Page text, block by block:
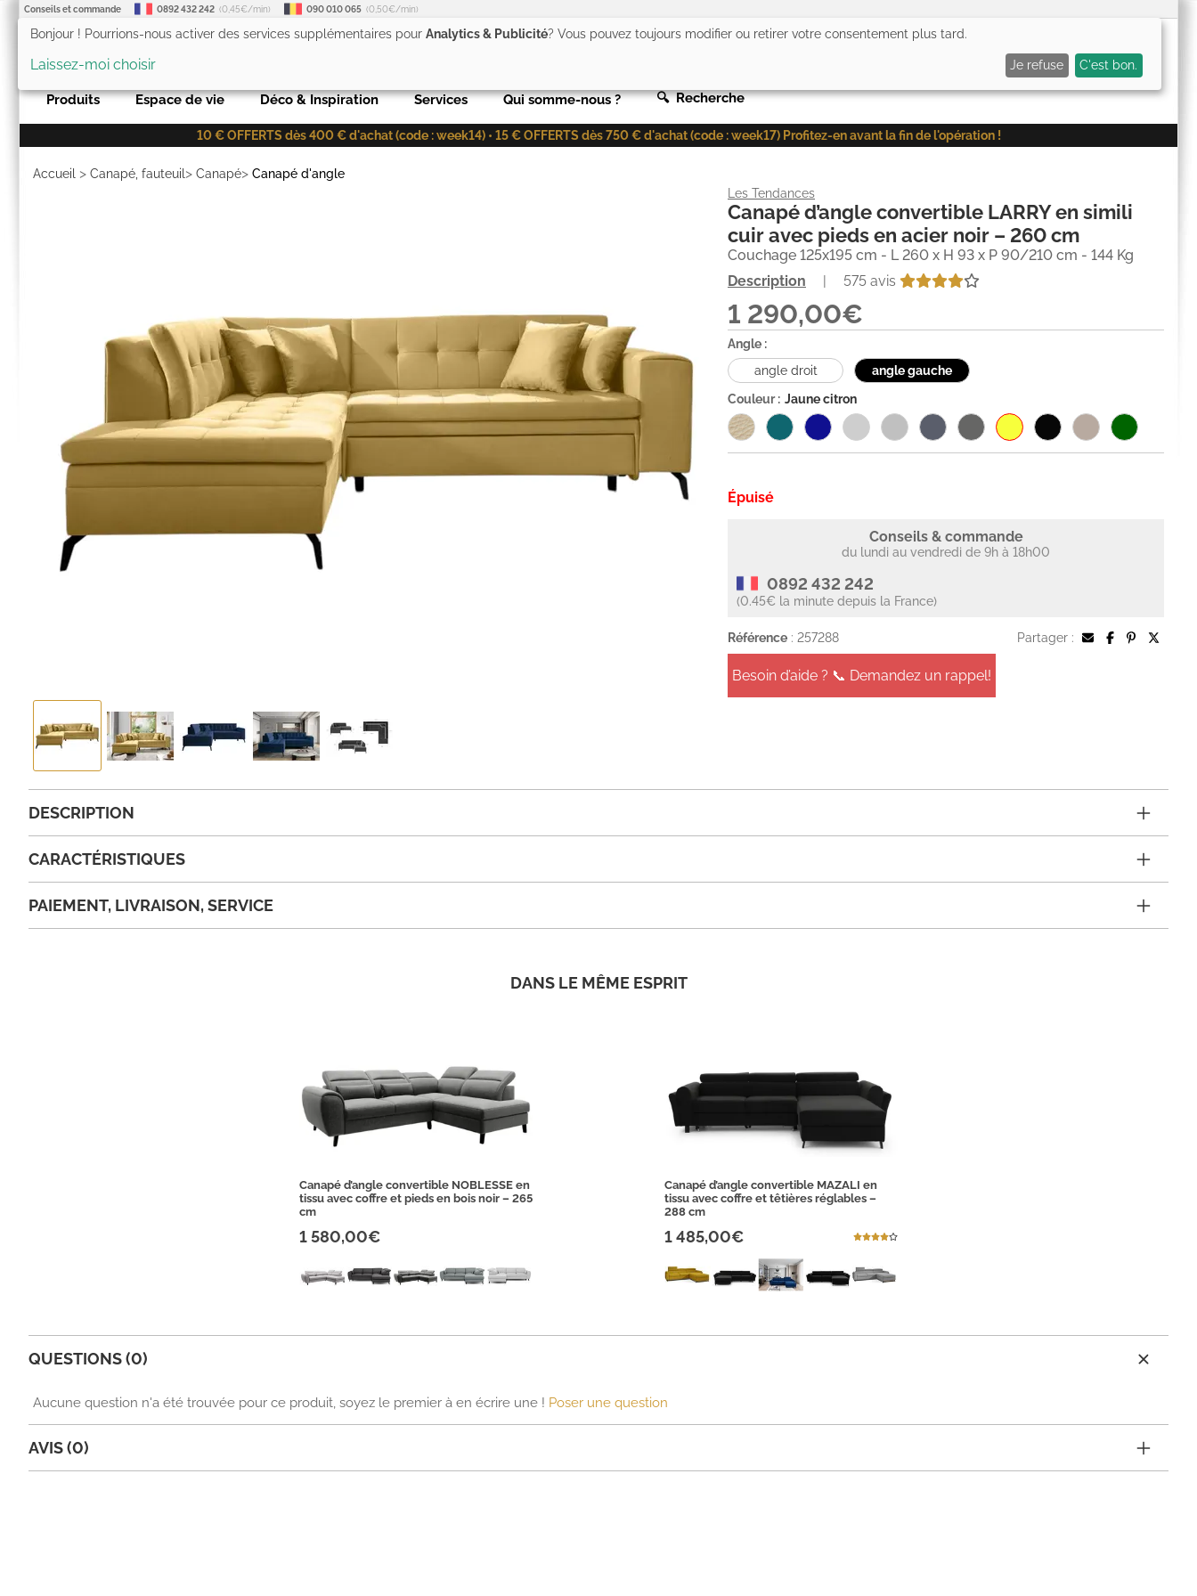
Conseils et commande 0892 432 242 (0,45€/min) 090 010 065 (0,50€/min)
0) Mon panier (0
Produits Espace de vie Déco & Inspiration Services Qui somme-nous ? 🔍 Recherche
10 € OFFERTS dès 400 € d'achat (code : week14) • 15 € OFFERTS dès 750 € d'achat (code : week17) Profitez-en avant la fin de l'opération !
Accueil > Canapé, fauteuil > Canapé> Canapé d'angle
Les Tendances
Canapé d’angle convertible LARRY en simili
cuir avec pieds en acier noir – 260 cm
Couchage 125x195 cm - L 260 x H 93 x P 90/210 cm - 144 Kg
Description
| 575 avis
1 290,00€
Angle :
angle droit
angle gauche
Couleur : Jaune citron
Épuisé
Conseils & commande
du lundi au vendredi de 9h à 18h00
0892 432 242
(0.45€ la minute depuis la France)
Référence : 257288 Partager :
Besoin d’aide ? 📞 Demandez un rappel!
DESCRIPTION
CARACTÉRISTIQUES
PAIEMENT, LIVRAISON, SERVICE
DANS LE MÊME ESPRIT
Canapé d’angle convertible NOBLESSE en
tissu avec coffre et pieds en bois noir – 265
cm
1 580,00€
Canapé d’angle convertible MAZALI en
tissu avec coffre et têtières réglables –
288 cm
1 485,00€
QUESTIONS (0)
Aucune question n'a été trouvée pour ce produit, soyez le premier à en écrire une ! Poser une question
AVIS (0)
Bonjour ! Pourrions-nous activer des services supplémentaires pour Analytics & Publicité? Vous pouvez toujours modifier ou retirer votre consentement plus tard.
Laissez-moi choisir Je refuse C'est bon.